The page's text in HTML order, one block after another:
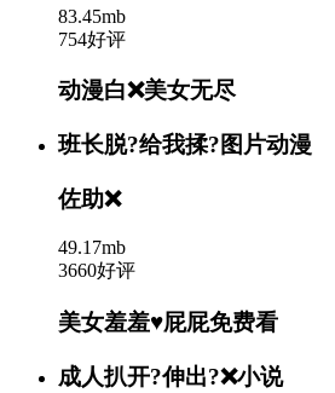
83.45mb
754好评
动漫白❌美女无尽
班长脱?给我揉?图片动漫
佐助❌
49.17mb
3660好评
美女羞羞♥屁屁免费看
成人扒开?伸出?❌小说